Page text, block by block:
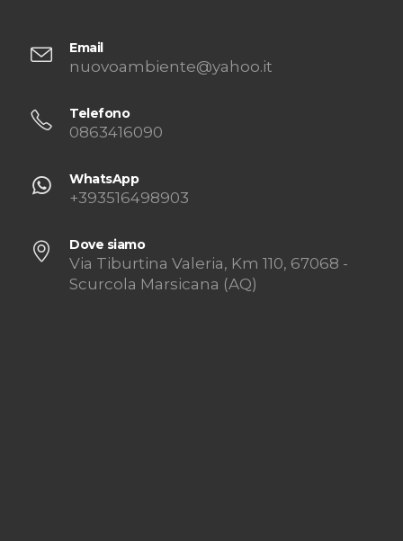
Email
nuovoambiente@yahoo.it
Telefono
0863416090
WhatsApp
+393516498903
Dove siamo
Via Tiburtina Valeria, Km 110, 67068 -
Scurcola Marsicana (AQ)